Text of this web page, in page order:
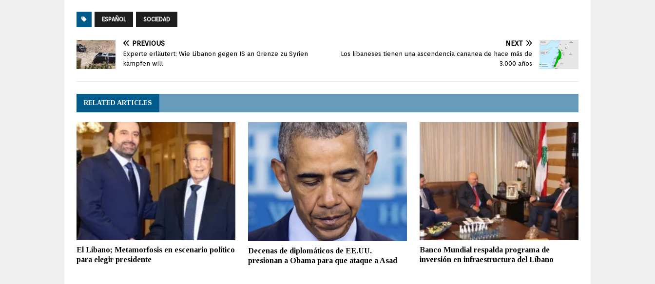
ESPAÑOL SOCIEDAD
PREVIOUS
Experte erläutert: Wie Libanon gegen IS an Grenze zu Syrien
kämpfen will
NEXT
Los libaneses tienen una ascendencia cananea de hace más de
3.000 años
RELATED ARTICLES
El Líbano; Metamorfosis en escenario político
para elegir presidente
Decenas de diplomáticos de EE.UU.
presionan a Obama para que ataque a Asad
Banco Mundial respalda programa de
inversión en infraestructura del Líbano